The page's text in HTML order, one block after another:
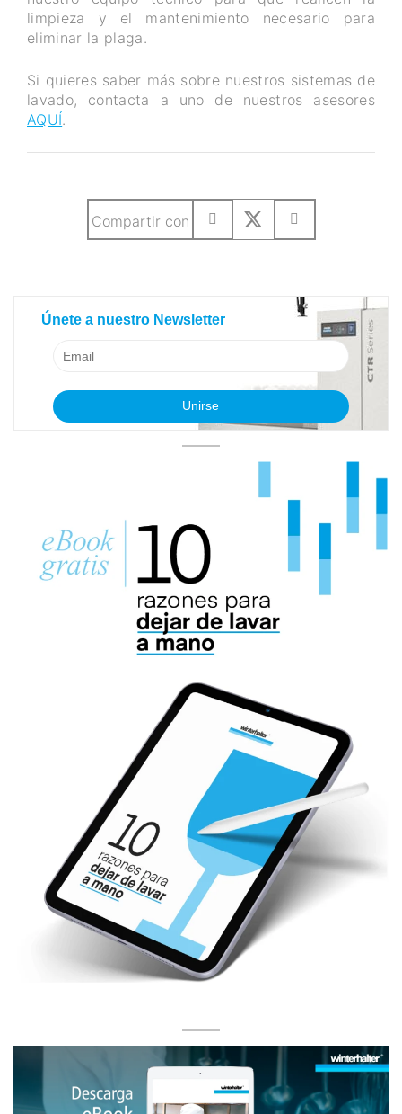
limpieza y el mantenimiento necesario para
eliminar la plaga.
Si quieres saber más sobre nuestros sistemas de
lavado, contacta a uno de nuestros asesores
AQUÍ.
Compartir con
Únete a nuestro Newsletter